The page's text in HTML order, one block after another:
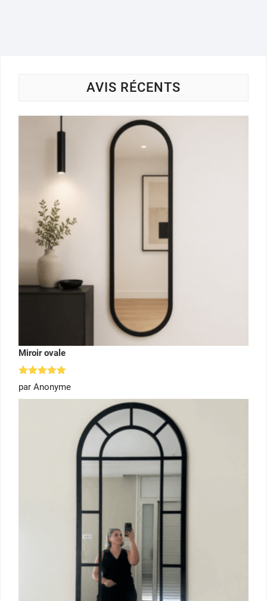
AVIS RÉCENTS
Miroir ovale
Note
sur 5
par Anonyme